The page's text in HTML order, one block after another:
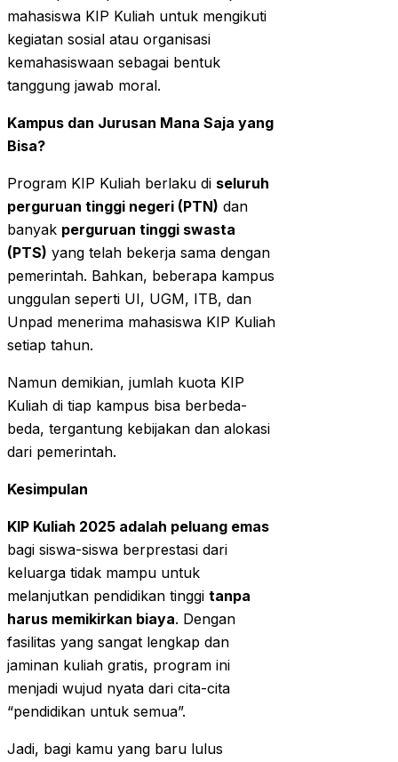
mahasiswa KIP Kuliah untuk mengikuti
kegiatan sosial atau organisasi
kemahasiswaan sebagai bentuk
tanggung jawab moral.
Kampus dan Jurusan Mana Saja yang
Bisa?
Program KIP Kuliah berlaku di seluruh
perguruan tinggi negeri (PTN) dan
banyak perguruan tinggi swasta
(PTS) yang telah bekerja sama dengan
pemerintah. Bahkan, beberapa kampus
unggulan seperti UI, UGM, ITB, dan
Unpad menerima mahasiswa KIP Kuliah
setiap tahun.
Namun demikian, jumlah kuota KIP
Kuliah di tiap kampus bisa berbeda-
beda, tergantung kebijakan dan alokasi
dari pemerintah.
Kesimpulan
KIP Kuliah 2025 adalah peluang emas
bagi siswa-siswa berprestasi dari
keluarga tidak mampu untuk
melanjutkan pendidikan tinggi tanpa
harus memikirkan biaya. Dengan
fasilitas yang sangat lengkap dan
jaminan kuliah gratis, program ini
menjadi wujud nyata dari cita-cita
“pendidikan untuk semua”.
Jadi, bagi kamu yang baru lulus